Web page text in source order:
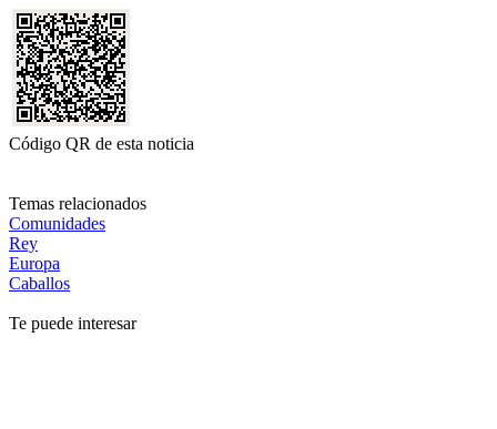
Código QR de esta noticia
Temas relacionados
Comunidades
Rey
Europa
Caballos
Te puede interesar